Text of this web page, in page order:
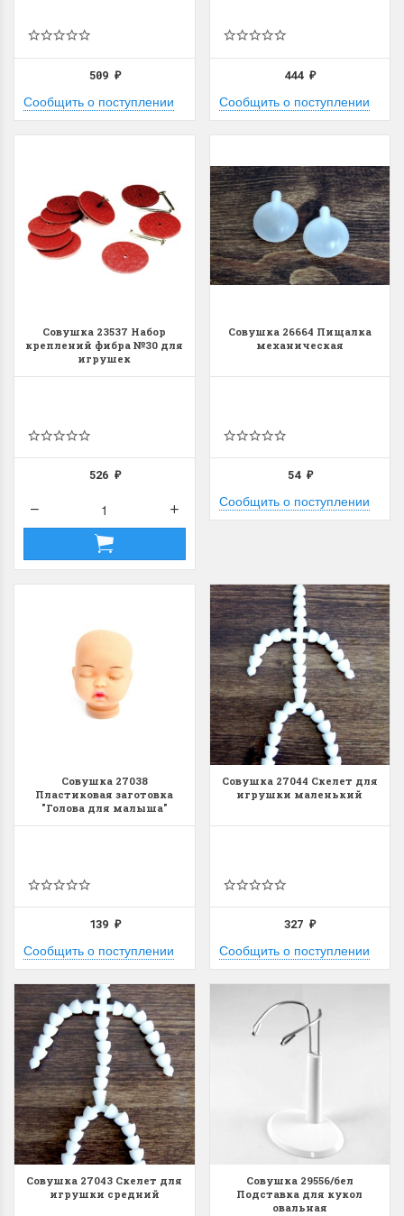
509 ₽
Сообщить о поступлении
444₽
Сообщить о поступлении
Совушка 23537 Набор
креплений фибра №30 для
игрушек
526 ₽
Совушка 26664 Пищалка
механическая
54 ₽
Сообщить о поступлении
Совушка 27038
Пластиковая заготовка
"Голова для малыша"
139 ₽
Сообщить о поступлении
Совушка 27044 Скелет для
игрушки маленький
327₽
Сообщить о поступлении
Совушка 27043 Скелет для
игрушки средний
Совушка 29556/бел
Подставка для кукол
овальная